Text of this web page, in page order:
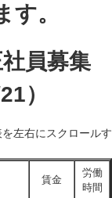
す。
員募集
）
左右にスクロールす
賃金
労働
時間